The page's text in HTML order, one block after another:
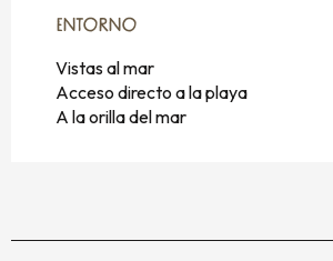
ENTORNO
ENTORNO
Vistas al mar
Acceso directo a la playa
A la orilla del mar